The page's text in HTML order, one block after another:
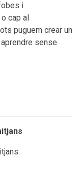
i
cap al
puguem crear un
sense